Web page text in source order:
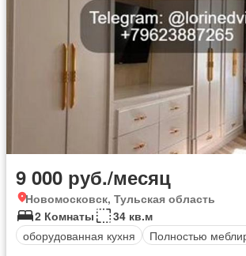
9 000 руб./месяц
Новомосковск, Тульская область
2 Комнаты
34 кв.м
оборудованная кухня
Полностью